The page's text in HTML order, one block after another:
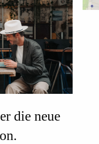
die neue